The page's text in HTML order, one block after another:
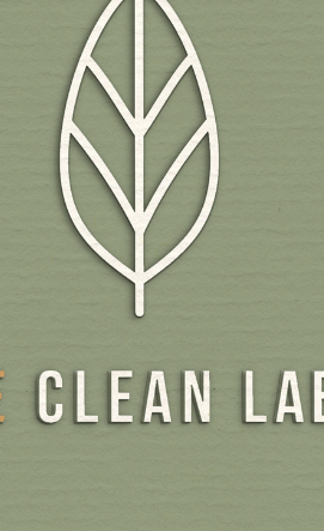
/ kg
/ kg max 1mg / kg
/ kg
specjalnych kapsułek HPMC, które w
innych kapsułek HPMC lub z pullulanu
wolne od kontrowersyjnych, ale nie
karagenu i PEG. Jako
zamiast plastiku.